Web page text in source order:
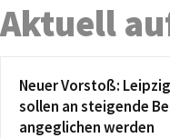
Aktuell
Neuer Vorstoß:
sollen an steigende
angeglichen werden